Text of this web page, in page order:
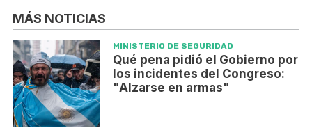
MÁS NOTICIAS
MINISTERIO DE SEGURIDAD
Qué pena pidió el Gobierno por
los incidentes del Congreso:
"Alzarse en armas"